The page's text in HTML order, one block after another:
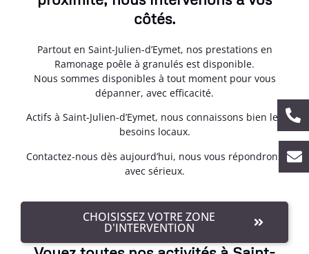
côtés.
Partout en Saint-Julien-d’Eymet, nos prestations en
Ramonage poêle à granulés est disponible.
Nous sommes disponibles à tout moment pour vous
dépanner, avec efficacité.
Actifs à Saint-Julien-d’Eymet, nous connaissons bien les
besoins locaux.
Contactez-nous dès aujourd’hui, nous vous répondrons
avec sérieux.
CHOISISSEZ VOTRE ZONE
D'INTERVENTION